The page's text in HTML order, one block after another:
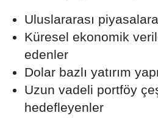
Uluslararası
Küresel ekonomik
edenler
Dolar bazlı yatırım
Uzun vadeli portföy
hedefleyenler